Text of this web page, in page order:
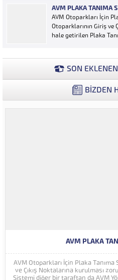
Ücretin otopark
ya...
AVM PLAKA TANIMA
AVM Otoparkları İçin
Otoparklarının Giriş ve
hale getirilen Plaka
verilerle müşteri
SON
BİZDEN
AVM PLAKA
AVM Otoparkları İçin Plaka Tanıma
ve Çıkış Noktalarına kurulması
Sistemi diğer bir taraftan da AVM